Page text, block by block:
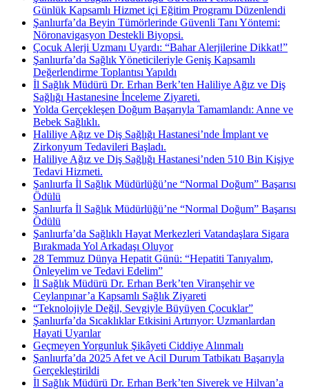
Günlük Kapsamlı Hizmet içi Eğitim Programı Düzenlendi
Şanlıurfa’da Beyin Tümörlerinde Güvenli Tanı Yöntemi:
Nöronavigasyon Destekli Biyopsi.
Çocuk Alerji Uzmanı Uyardı: “Bahar Alerjilerine Dikkat!”
Şanlıurfa’da Sağlık Yöneticileriyle Geniş Kapsamlı
Değerlendirme Toplantısı Yapıldı
İl Sağlık Müdürü Dr. Erhan Berk’ten Haliliye Ağız ve Diş
Sağlığı Hastanesine İnceleme Ziyareti.
Yolda Gerçekleşen Doğum Başarıyla Tamamlandı: Anne ve
Bebek Sağlıklı.
Haliliye Ağız ve Diş Sağlığı Hastanesi’nde İmplant ve
Zirkonyum Tedavileri Başladı.
Haliliye Ağız ve Diş Sağlığı Hastanesi’nden 510 Bin Kişiye
Tedavi Hizmeti.
Şanlıurfa İl Sağlık Müdürlüğü’ne “Normal Doğum” Başarısı
Ödülü
Şanlıurfa İl Sağlık Müdürlüğü’ne “Normal Doğum” Başarısı
Ödülü
Şanlıurfa’da Sağlıklı Hayat Merkezleri Vatandaşlara Sigara
Bırakmada Yol Arkadaşı Oluyor
28 Temmuz Dünya Hepatit Günü: “Hepatiti Tanıyalım,
Önleyelim ve Tedavi Edelim”
İl Sağlık Müdürü Dr. Erhan Berk’ten Viranşehir ve
Ceylanpınar’a Kapsamlı Sağlık Ziyareti
“Teknolojiyle Değil, Sevgiyle Büyüyen Çocuklar”
Şanlıurfa’da Sıcaklıklar Etkisini Artırıyor: Uzmanlardan
Hayati Uyarılar
Geçmeyen Yorgunluk Şikâyeti Ciddiye Alınmalı
Şanlıurfa’da 2025 Afet ve Acil Durum Tatbikatı Başarıyla
Gerçekleştirildi
İl Sağlık Müdürü Dr. Erhan Berk’ten Siverek ve Hilvan’a